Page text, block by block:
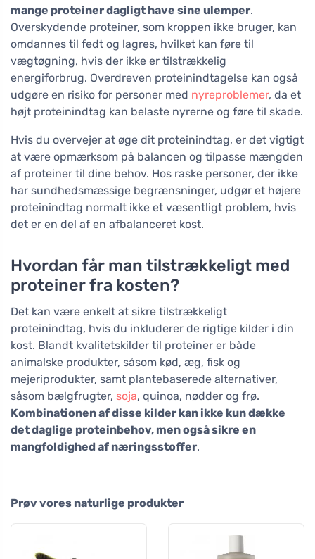
mange proteiner dagligt have sine ulemper.
Overskydende proteiner, som kroppen ikke bruger, kan
omdannes til fedt og lagres, hvilket kan føre til
vægtøgning, hvis der ikke er tilstrækkelig
energiforbrug. Overdreven proteinindtagelse kan også
udgøre en risiko for personer med nyreproblemer, da et
højt proteinindtag kan belaste nyrerne og føre til skade.
Hvis du overvejer at øge dit proteinindtag, er det vigtigt
at være opmærksom på balancen og tilpasse mængden
af proteiner til dine behov. Hos raske personer, der ikke
har sundhedsmæssige begrænsninger, udgør et højere
proteinindtag normalt ikke et væsentligt problem, hvis
det er en del af en afbalanceret kost.
Hvordan får man tilstrækkeligt med
proteiner fra kosten?
Det kan være enkelt at sikre tilstrækkeligt
proteinindtag, hvis du inkluderer de rigtige kilder i din
kost. Blandt kvalitetskilder til proteiner er både
animalske produkter, såsom kød, æg, fisk og
mejeriprodukter, samt plantebaserede alternativer,
såsom bælgfrugter, soja, quinoa, nødder og frø.
Kombinationen af disse kilder kan ikke kun dække
det daglige proteinbehov, men også sikre en
mangfoldighed af næringsstoffer.
Prøv vores naturlige produkter